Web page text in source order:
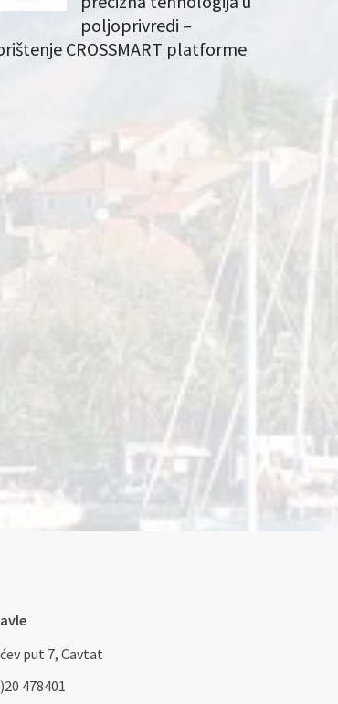
poljoprivredi –
CROSSMART platforme
put 7, Cavtat
478401